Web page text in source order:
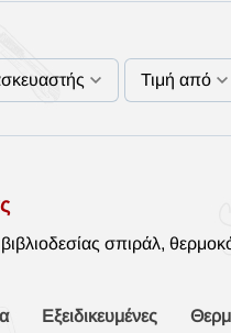
Τιμή από
σπιράλ,
Εξειδικευμένες